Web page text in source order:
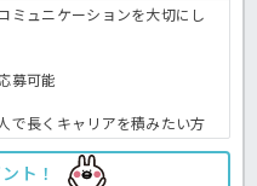
ミュニケーションを大切にし
募可能
で長くキャリアを積みたい方
ト！